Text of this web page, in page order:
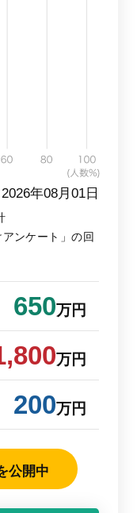
2026年08月01日
ンケート」の回
650万円
万円
200万円
公開中